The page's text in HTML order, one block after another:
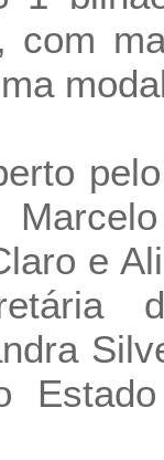
com
e